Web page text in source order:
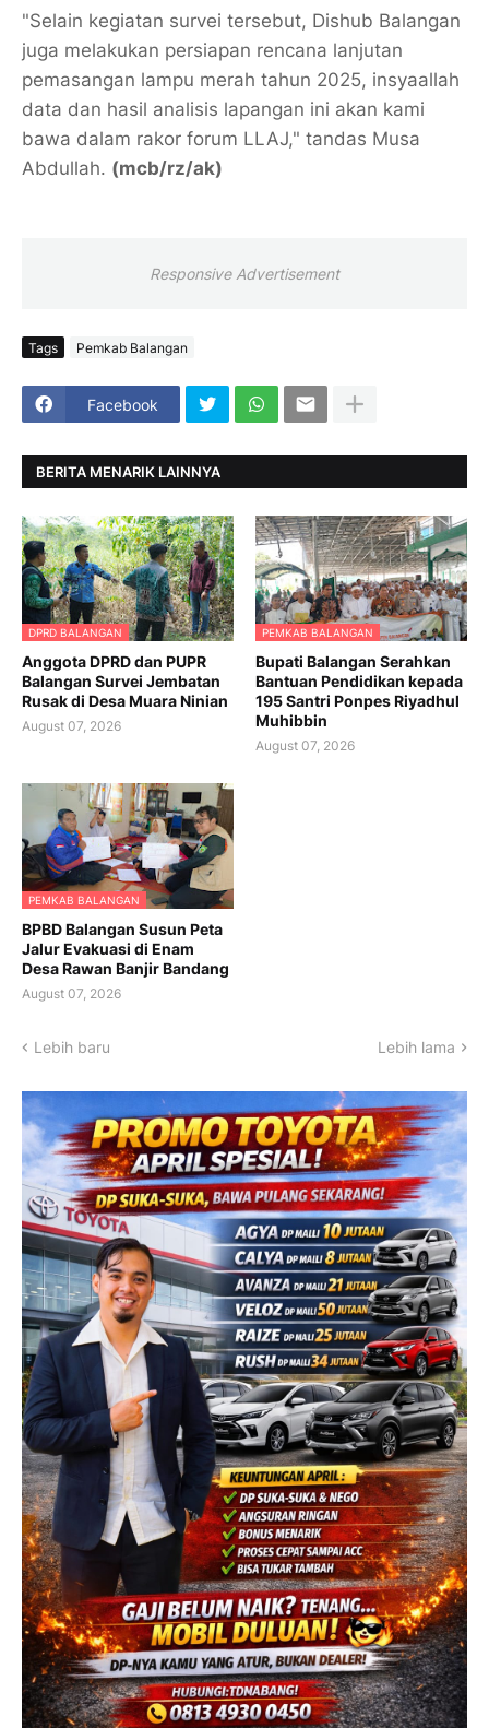
"Selain kegiatan survei tersebut, Dishub Balangan
juga melakukan persiapan rencana lanjutan
pemasangan lampu merah tahun 2025, insyaallah
data dan hasil analisis lapangan ini akan kami
bawa dalam rakor forum LLAJ," tandas Musa
Abdullah. (mcb/rz/ak)
Responsive Advertisement
Tags Pemkab Balangan
Facebook
BERITA MENARIK LAINNYA
DPRD BALANGAN
Anggota DPRD dan PUPR
Balangan Survei Jembatan
Rusak di Desa Muara Ninian
August 07, 2026
PEMKAB BALANGAN
Bupati Balangan Serahkan
Bantuan Pendidikan kepada
195 Santri Ponpes Riyadhul
Muhibbin
August 07, 2026
PEMKAB BALANGAN
BPBD Balangan Susun Peta
Jalur Evakuasi di Enam
Desa Rawan Banjir Bandang
August 07, 2026
Lebih baru Lebih lama